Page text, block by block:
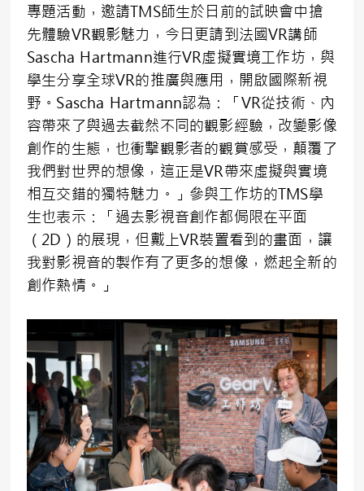
專題活動，邀請TMS師生於日前的試映會中搶
先體驗VR觀影魅力，今日更請到法國VR講師
Sascha Hartmann進行VR虛擬實境工作坊，與
學生分享全球VR的推廣與應用，開啟國際新視
野。Sascha Hartmann認為：「VR從技術、內
容帶來了與過去截然不同的觀影經驗，改變影像
創作的生態，也衝擊觀影者的觀賞感受，顛覆了
我們對世界的想像，這正是VR帶來虛擬與實境
相互交錯的獨特魅力。」參與工作坊的TMS學
生也表示：「過去影視音創作都侷限在平面
（2D）的展現，但戴上VR裝置看到的畫面，讓
我對影視音的製作有了更多的想像，燃起全新的
創作熱情。」